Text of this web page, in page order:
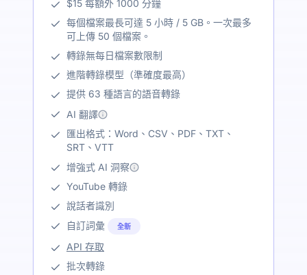
$15 每額外 1000 分鐘
每個檔案最長可達 5 小時 / 5 GB。一次最多
可上傳 50 個檔案。
轉錄無每日檔案數限制
進階轉錄模型（準確度最高）
提供 63 種語言的語音轉錄
AI 翻譯
匯出格式：Word、CSV、PDF、TXT、
SRT、VTT
增強式 AI 洞察
YouTube 轉錄
說話者識別
自訂詞彙
全新
API 存取
批次轉錄